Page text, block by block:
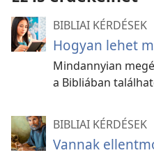
BIBLIAI KÉRDÉSEK
Hogyan lehet
Mindannyian
a Bibliában
BIBLIAI KÉRDÉSEK
Vannak